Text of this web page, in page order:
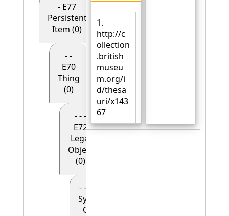
- E77
Persistent
Item (0)
- -
E70
Thing
(0)
- - -
E72
Legal
Object
(0)
- - - - E90
Symbolic
Object
1.
http://c
ollection
.british
museu
m.org/i
d/thesa
uri/x143
67